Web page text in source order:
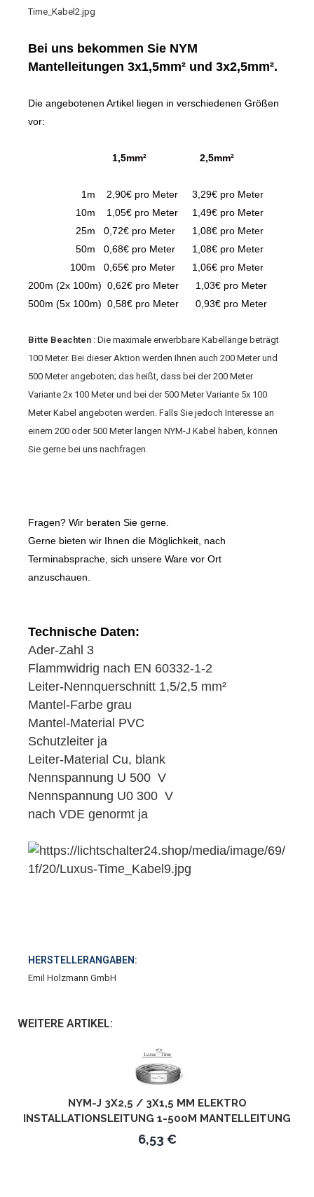
Bei uns bekommen Sie NYM
Mantelleitungen 3x1,5mm² und 3x2,5mm².
Die angebotenen Artikel liegen in verschiedenen Größen
vor:
1,5mm² 2,5mm²
1m 2,90€ pro Meter 3,29€ pro Meter
10m 1,05€ pro Meter 1,49€ pro Meter
25m 0,72€ pro Meter 1,08€ pro Meter
50m 0,68€ pro Meter 1,08€ pro Meter
100m 0,65€ pro Meter 1,06€ pro Meter
200m (2x 100m) 0,62€ pro Meter 1,03€ pro Meter
500m (5x 100m) 0,58€ pro Meter 0,93€ pro Meter
Bitte Beachten : Die maximale erwerbbare Kabellänge beträgt
100 Meter. Bei dieser Aktion werden Ihnen auch 200 Meter und
500 Meter angeboten; das heißt, dass bei der 200 Meter
Variante 2x 100 Meter und bei der 500 Meter Variante 5x 100
Meter Kabel angeboten werden. Falls Sie jedoch Interesse an
einem 200 oder 500 Meter langen NYM-J Kabel haben, können
Sie gerne bei uns nachfragen.
Fragen? Wir beraten Sie gerne.
Gerne bieten wir Ihnen die Möglichkeit, nach
Terminabsprache, sich unsere Ware vor Ort
anzuschauen.
Technische Daten:
Ader-Zahl 3
Flammwidrig nach EN 60332-1-2
Leiter-Nennquerschnitt 1,5/2,5 mm²
Mantel-Farbe grau
Mantel-Material PVC
Schutzleiter ja
Leiter-Material Cu, blank
Nennspannung U 500 V
Nennspannung U0 300 V
nach VDE genormt ja
HERSTELLERANGABEN:
Emil Holzmann GmbH
WEITERE ARTIKEL:
NYM-J 3X2,5 / 3X1,5 MM ELEKTRO
INSTALLATIONSLEITUNG 1-500M MANTELLEITUNG
KABEL 3 ADRIG - LÄNGE IN METERN: 1M - KABEL:
3X1,5MM²
6,53 €